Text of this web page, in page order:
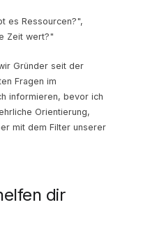
es Ressourcen?",
Zeit wert?"
Gründer seit der
Fragen im
informieren, bevor ich
Orientierung,
mit dem Filter unserer
dir